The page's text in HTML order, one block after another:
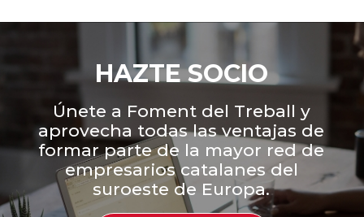
HAZTE SOCIO
Únete a Foment del Treball y
aprovecha todas las ventajas de
formar parte de la mayor red de
empresarios catalanes del
suroeste de Europa.